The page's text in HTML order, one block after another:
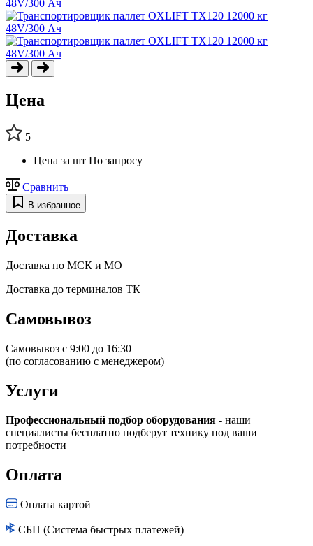
Цена
5
Цена за шт По запросу
Сравнить
В избранное
Доставка
Доставка по МСК и МО
Доставка до терминалов ТК
Самовывоз
Самовывоз с 9:00 до 16:30
(по согласованию с менеджером)
Услуги
Профессиональный подбор оборудования - наши
специалисты бесплатно подберут технику под ваши
потребности
Оплата
Оплата картой
СБП (Система быстрых платежей)